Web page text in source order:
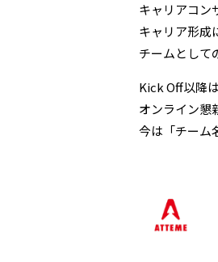
キャリアコン
キャリア形成
チームとして
Kick Off以降
オンライン懇
今は「チーム